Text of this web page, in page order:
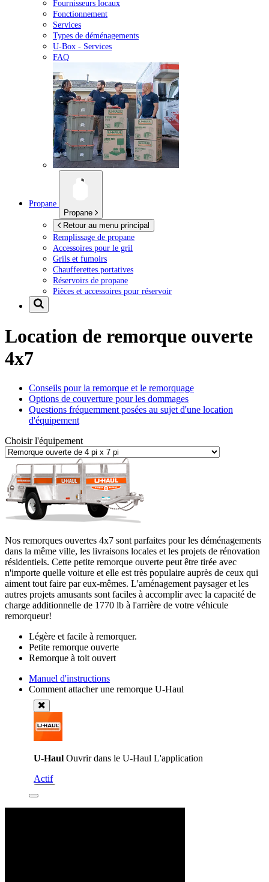
Fournisseurs locaux
Fonctionnement
Services
Types de déménagements
U-Box - Services
FAQ
Propane
Propane
Retour au menu principal
Remplissage de propane
Accessoires pour le gril
Grils et fumoirs
Chaufferettes portatives
Réservoirs de propane
Pièces et accessoires pour réservoir
Location de remorque ouverte
4x7
Conseils pour la remorque et le remorquage
Options de couverture pour les dommages
Questions fréquemment posées au sujet d'une location
d'équipement
Choisir l'équipement
Nos remorques ouvertes 4x7 sont parfaites pour les déménagements
dans la même ville, les livraisons locales et les projets de rénovation
résidentiels. Cette petite remorque ouverte peut être tirée avec
n'importe quelle voiture et elle est très populaire auprès de ceux qui
aiment tout faire par eux-mêmes. L'aménagement paysager et les
autres projets amusants sont faciles à accomplir avec la capacité de
charge additionnelle de 1770 lb à l'arrière de votre véhicule
remorqueur!
Légère et facile à remorquer.
Petite remorque ouverte
Remorque à toit ouvert
Manuel d'instructions
Comment attacher une remorque U-Haul